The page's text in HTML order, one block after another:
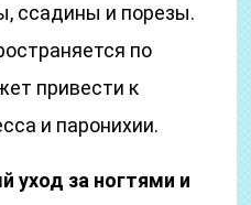
ссадины и порезы.
по
привести к
и паронихии.
уход за ногтями и